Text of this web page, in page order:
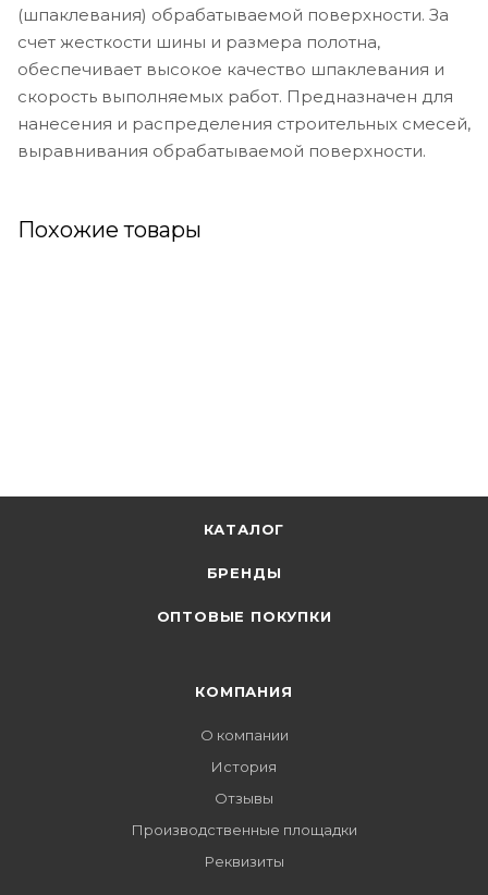
(шпаклевания) обрабатываемой поверхности. За
счет жесткости шины и размера полотна,
обеспечивает высокое качество шпаклевания и
скорость выполняемых работ. Предназначен для
нанесения и распределения строительных смесей,
выравнивания обрабатываемой поверхности.
Похожие товары
КАТАЛОГ
БРЕНДЫ
ОПТОВЫЕ ПОКУПКИ
КОМПАНИЯ
О компании
История
Отзывы
Производственные площадки
Реквизиты